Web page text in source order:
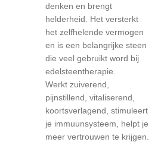
denken en brengt
helderheid. Het versterkt
het zelfhelende vermogen
en is een belangrijke steen
die veel gebruikt word bij
edelsteentherapie.
Werkt zuiverend,
pijnstillend, vitaliserend,
koortsverlagend, stimuleert
je immuunsysteem, helpt je
meer vertrouwen te krijgen.